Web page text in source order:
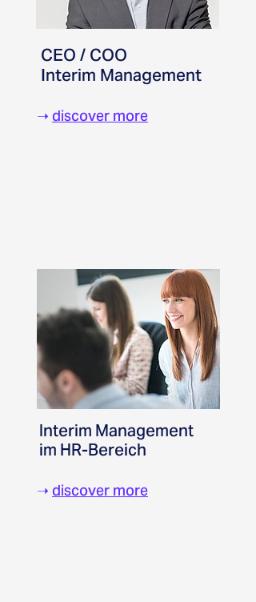
CEO / COO
Interim Management
➝ discover more
Interim Management
im HR-Bereich
➝ discover more